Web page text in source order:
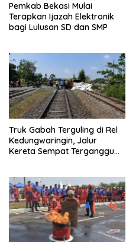
Pemkab Bekasi Mulai
Terapkan Ijazah Elektronik
bagi Lulusan SD dan SMP
Truk Gabah Terguling di Rel
Kedungwaringin, Jalur
Kereta Sempat Terganggu